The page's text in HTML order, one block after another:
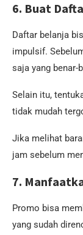
6. Buat
Daftar belanja
impulsif.
saja yang benar-
Selain itu,
tidak mudah
Jika melihat
jam sebelum
7.
Promo bisa
yang sudah